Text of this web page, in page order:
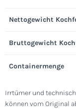
Nettogewicht
Bruttogewicht
Containermenge
Irrtümer und
können vom Original